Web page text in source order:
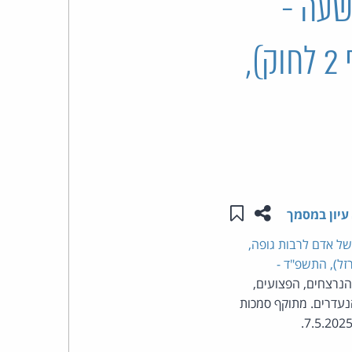
שעה -
חרבות ברזל)(הארכת תקופת תוקפו של סעיף 2 לחוק),
שתפו עמוד זה
שמור ב"תכנים שלי"
עיון במסמך
של אדם לרבות גופה,
התשפ"ד -
הפצועים,
מתוקף סמכות